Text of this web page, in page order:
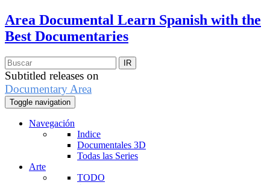
Area Documental Learn Spanish with the
Best Documentaries
Subtitled releases on
Documentary Area
Toggle navigation
Navegación
Indice
Documentales 3D
Todas las Series
Arte
TODO